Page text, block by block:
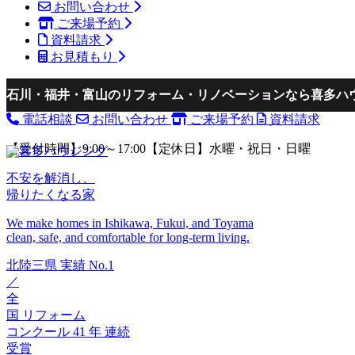
お問い合わせ
ご来場予約
資料請求
お見積もり
石川・福井・富山のリフォーム・リノベーションなら喜多ハ
電話相談
お問い合わせ ご来場予約 資料請求
【受付時間】9:00～17:00【定休日】水曜・祝日・日曜
不安を解消し、
帰りたくなる家
We make homes in Ishikawa, Fukui, and Toyama
clean, safe, and comfortable for long-term living.
北陸三県 実績 No.1
／
全
国 リフォーム
コンクール 41 年 連続
受賞